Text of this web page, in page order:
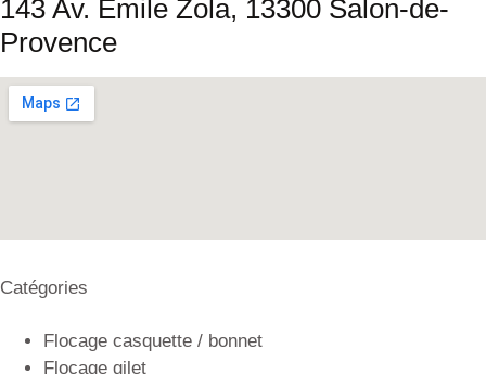
143 Av. Emile Zola, 13300 Salon-de-
Provence
Catégories
Flocage casquette / bonnet
Flocage gilet